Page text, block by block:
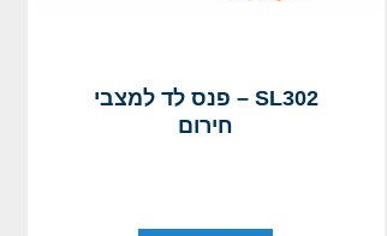
SL302 – פנס לד למצבי
חירום